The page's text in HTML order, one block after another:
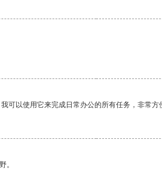
可以使用它来完成日常办公的所有任务，非常方
。